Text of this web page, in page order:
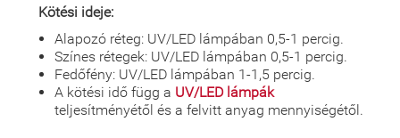
Kötési ideje:
Alapozó réteg: UV/LED lámpában 0,5-1 percig.
Színes rétegek: UV/LED lámpában 0,5-1 percig.
Fedőfény: UV/LED lámpában 1-1,5 percig.
A kötési idő függ a UV/LED lámpák
teljesítményétől és a felvitt anyag mennyiségétől.